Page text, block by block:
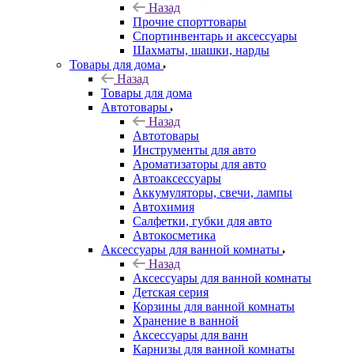
Назад
Прочие спорттовары
Спортинвентарь и аксессуары
Шахматы, шашки, нарды
Товары для дома
Назад
Товары для дома
Автотовары
Назад
Автотовары
Инструменты для авто
Ароматизаторы для авто
Автоаксессуары
Аккумуляторы, свечи, лампы
Автохимия
Салфетки, губки для авто
Автокосметика
Аксессуары для ванной комнаты
Назад
Аксессуары для ванной комнаты
Детская серия
Корзины для ванной комнаты
Хранение в ванной
Аксессуары для ванн
Карнизы для ванной комнаты